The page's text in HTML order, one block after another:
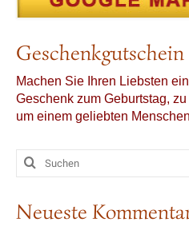
Geschenkgutschein
Machen Sie Ihren Liebsten
Geschenk zum Geburtstag,
um einem geliebten
Suchen
nach:
Neueste